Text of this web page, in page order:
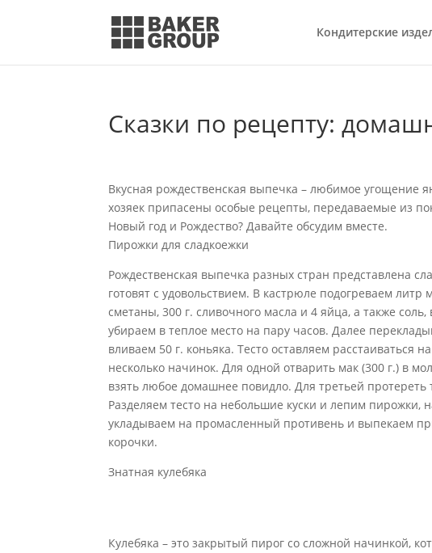
Кондитерcкие
Сказки по рецепту:
Вкусная рождественская выпечка – любимое угощение
хозяек припасены особые рецепты, передаваемые из
Новый год и Рождество? Давайте обсудим вместе.
Пирожки для сладкоежки
Рождественская выпечка разных стран представлена
готовят с удовольствием. В кастрюле подогреваем литр
сметаны, 300 г. сливочного масла и 4 яйца, а также
убираем в теплое место на пару часов. Далее
вливаем 50 г. коньяка. Тесто оставляем расстаиваться
несколько начинок. Для одной отварить мак (300 г.) в
взять любое домашнее повидло. Для третьей
Разделяем тесто на небольшие куски и лепим
укладываем на промасленный противень и выпекаем
корочки.
Знатная кулебяка
Кулебяка – это закрытый пирог со сложной начинкой,